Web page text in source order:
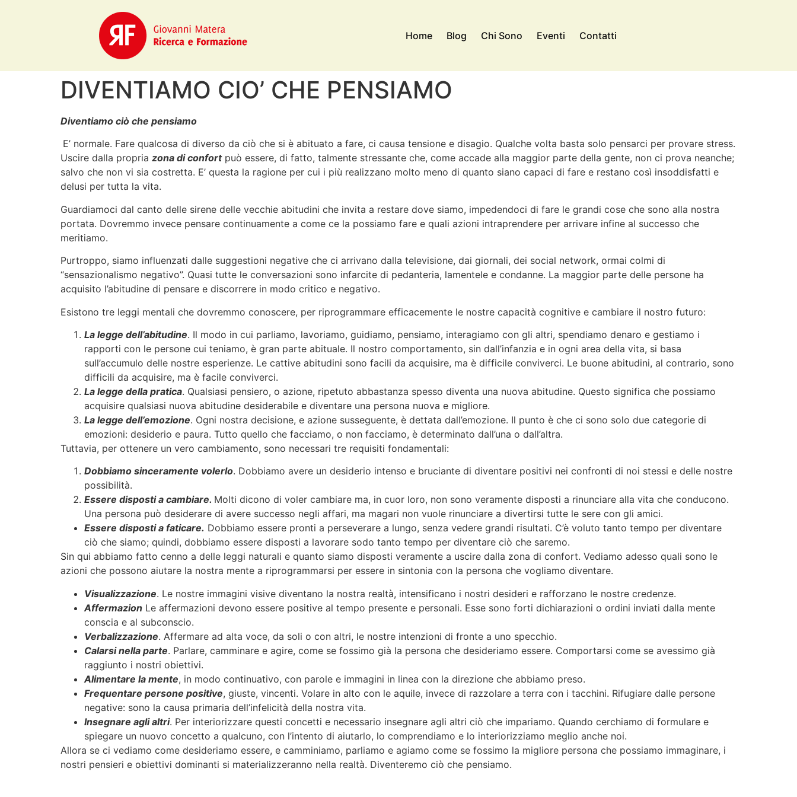
Home Blog Chi Sono Eventi Contatti
DIVENTIAMO CIO’ CHE PENSIAMO
Diventiamo ciò che pensiamo
E’ normale. Fare qualcosa di diverso da ciò che si è abituato a fare, ci causa tensione e disagio. Qualche volta basta solo pensarci per provare stress.
Uscire dalla propria zona di confortpuò essere, di fatto, talmente stressante che, come accade alla maggior parte della gente, non ci prova neanche;
salvo che non vi sia costretta. E’ questa la ragione per cui i più realizzano molto meno di quanto siano capaci di fare e restano così insoddisfatti e
delusi per tutta la vita.
Guardiamoci dal canto delle sirene delle vecchie abitudini che invita a restare dove siamo, impedendoci di fare le grandi cose che sono alla nostra
portata. Dovremmo invece pensare continuamente a come ce la possiamo fare e quali azioni intraprendere per arrivare infine al successo che
meritiamo.
Purtroppo, siamo influenzati dalle suggestioni negative che ci arrivano dalla televisione, dai giornali, dei social network, ormai colmi di
“sensazionalismo negativo”. Quasi tutte le conversazioni sono infarcite di pedanteria, lamentele e condanne. La maggior parte delle persone ha
acquisito l’abitudine di pensare e discorrere in modo critico e negativo.
Esistono tre leggi mentali che dovremmo conoscere, per riprogrammare efficacemente le nostre capacità cognitive e cambiare il nostro futuro:
La legge dell’abitudine. Il modo in cui parliamo, lavoriamo, guidiamo, pensiamo, interagiamo con gli altri, spendiamo denaro e gestiamo i
rapporti con le persone cui teniamo, è gran parte abituale. Il nostro comportamento, sin dall’infanzia e in ogni area della vita, si basa
sull’accumulo delle nostre esperienze. Le cattive abitudini sono facili da acquisire, ma è difficile conviverci. Le buone abitudini, al contrario, sono
difficili da acquisire, ma è facile conviverci.
La legge della pratica. Qualsiasi pensiero, o azione, ripetuto abbastanza spesso diventa una nuova abitudine. Questo significa che possiamo
acquisire qualsiasi nuova abitudine desiderabile e diventare una persona nuova e migliore.
La legge dell’emozione. Ogni nostra decisione, e azione susseguente, è dettata dall’emozione. Il punto è che ci sono solo due categorie di
emozioni: desiderio e paura. Tutto quello che facciamo, o non facciamo, è determinato dall’una o dall’altra.
Tuttavia, per ottenere un vero cambiamento, sono necessari tre requisiti fondamentali:
Dobbiamo sinceramente volerlo. Dobbiamo avere un desiderio intenso e bruciante di diventare positivi nei confronti di noi stessi e delle nostre
possibilità.
Essere disposti a cambiare. Molti dicono di voler cambiare ma, in cuor loro, non sono veramente disposti a rinunciare alla vita che conducono.
Una persona può desiderare di avere successo negli affari, ma magari non vuole rinunciare a divertirsi tutte le sere con gli amici.
Essere disposti a faticare. Dobbiamo essere pronti a perseverare a lungo, senza vedere grandi risultati. C’è voluto tanto tempo per diventare
ciò che siamo; quindi, dobbiamo essere disposti a lavorare sodo tanto tempo per diventare ciò che saremo.
Sin qui abbiamo fatto cenno a delle leggi naturali e quanto siamo disposti veramente a uscire dalla zona di confort. Vediamo adesso quali sono le
azioni che possono aiutare la nostra mente a riprogrammarsi per essere in sintonia con la persona che vogliamo diventare.
Visualizzazione. Le nostre immagini visive diventano la nostra realtà, intensificano i nostri desideri e rafforzano le nostre credenze.
Affermazion Le affermazioni devono essere positive al tempo presente e personali. Esse sono forti dichiarazioni o ordini inviati dalla mente
conscia e al subconscio.
Verbalizzazione. Affermare ad alta voce, da soli o con altri, le nostre intenzioni di fronte a uno specchio.
Calarsi nella parte. Parlare, camminare e agire, come se fossimo già la persona che desideriamo essere. Comportarsi come se avessimo già
raggiunto i nostri obiettivi.
Alimentare la mente, in modo continuativo, con parole e immagini in linea con la direzione che abbiamo preso.
Frequentare persone positive, giuste, vincenti. Volare in alto con le aquile, invece di razzolare a terra con i tacchini. Rifugiare dalle persone
negative: sono la causa primaria dell’infelicità della nostra vita.
Insegnare agli altri. Per interiorizzare questi concetti e necessario insegnare agli altri ciò che impariamo. Quando cerchiamo di formulare e
spiegare un nuovo concetto a qualcuno, con l’intento di aiutarlo, lo comprendiamo e lo interiorizziamo meglio anche noi.
Allora se ci vediamo come desideriamo essere, e camminiamo, parliamo e agiamo come se fossimo la migliore persona che possiamo immaginare, i
nostri pensieri e obiettivi dominanti si materializzeranno nella realtà. Diventeremo ciò che pensiamo.